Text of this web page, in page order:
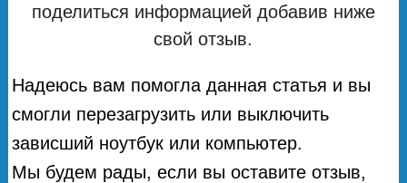
поделиться информацией добавив ниже
свой отзыв.
Надеюсь вам помогла данная статья и вы
смогли перезагрузить или выключить
зависший ноутбук или компьютер.
Мы будем рады, если вы оставите отзыв,